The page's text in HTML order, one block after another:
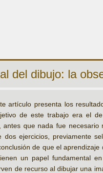
del dibujo: la
artículo presenta los
de este trabajo era el
antes que nada fue
dos ejercicios, previamente
de que el
un papel fundamental
de recurso al dibujar una